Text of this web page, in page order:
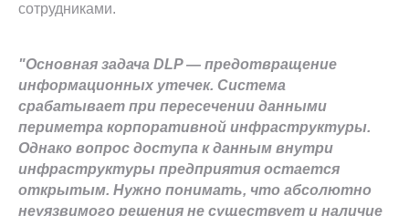
сотрудниками.
"Основная задача DLP — предотвращение
информационных утечек. Система
срабатывает при пересечении данными
периметра корпоративной инфраструктуры.
Однако вопрос доступа к данным внутри
инфраструктуры предприятия остается
открытым. Нужно понимать, что абсолютно
неуязвимого решения не существует и наличие